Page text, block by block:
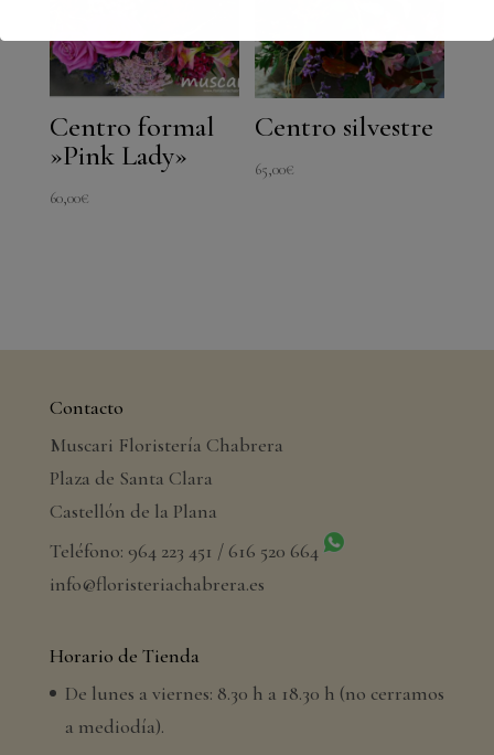
Centro formal
»Pink Lady»
60,00€
Centro silvestre
65,00€
Contacto
Muscari Floristería Chabrera
Plaza de Santa Clara
Castellón de la Plana
Teléfono: 964 223 451 / 616 520 664
info@floristeriachabrera.es
Horario de Tienda
De lunes a viernes: 8.30 h a 18.30 h (no cerramos
a mediodía).